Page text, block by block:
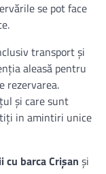
se pot face
transport și
aleasă pentru
rezervarea.
și care sunt
in amintiri unice
cu barca Crișan și